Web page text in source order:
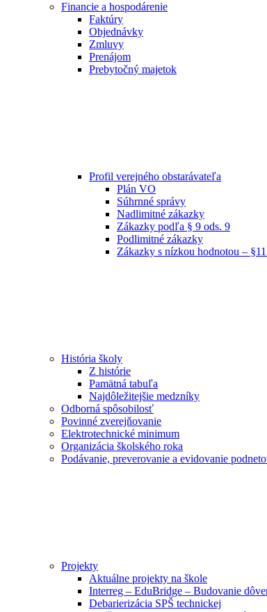
Financie a hospodárenie
Faktúry
Objednávky
Zmluvy
Prenájom
Prebytočný majetok
Profil verejného obstarávateľa
Plán VO
Súhrnné správy
Nadlimitné zákazky
Zákazky podľa § 9 ods. 9
Podlimitné zákazky
Zákazky s nízkou hodnotou –
História školy
Z histórie
Pamätná tabuľa
Najdôležitejšie medzníky
Odborná spôsobilosť
Povinné zverejňovanie
Elektrotechnické minimum
Organizácia školského roka
Podávanie, preverovanie a evidovanie
Projekty
Aktuálne projekty na škole
Interreg – EduBridge – Budovanie
Debarierizácia SPŠ technickej